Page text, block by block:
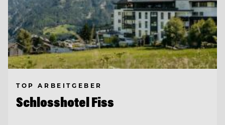
TOP ARBEITGEBER
Schlosshotel Fiss